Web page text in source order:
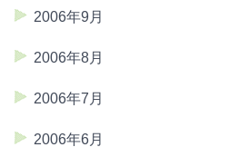
2006年9月
2006年8月
2006年7月
2006年6月